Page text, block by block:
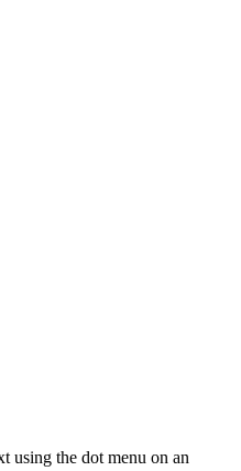
using the dot menu on an